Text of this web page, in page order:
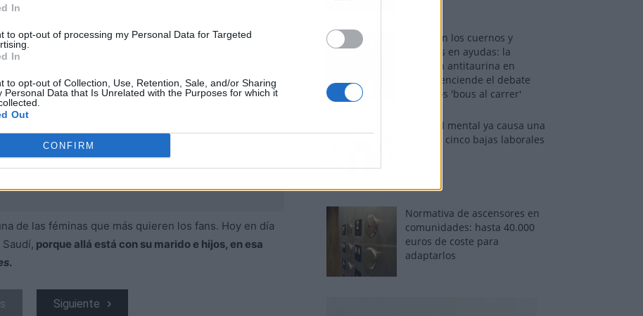
In
to opt-out of processing my Personal Data for Targeted
In
to opt-out of Collection, Use, Retention, Sale, and/or Sharing
Personal Data that Is Unrelated with the Purposes for which it
Out
CONFIRM
de las féminas que más quieren los fans. Hoy en día
porque allá está con su marido e hijos, en esa
.
Siguiente
Fuego en los cuernos y
millones en ayudas: la
rebelión antitaurina en
Alfafar enciende el debate
sobre los 'bous al carrer'
La salud mental ya causa una
de cada cinco bajas laborales
Normativa de ascensores en
comunidades: hasta 40.000
euros de coste para
adaptarlos